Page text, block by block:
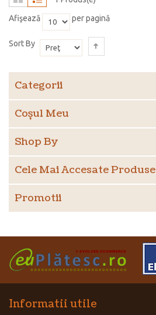
Afişează
per pagină
Sort By
Categorii
Coşul Meu
Shop By
Cele Mai Accesate Produse
Promotii
Informatii utile